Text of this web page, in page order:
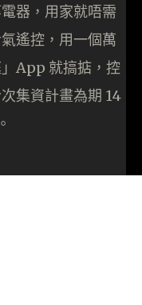
器，用家就唔需
遙控，用一個萬
App 就搞掂，控
集資計畫為期 14